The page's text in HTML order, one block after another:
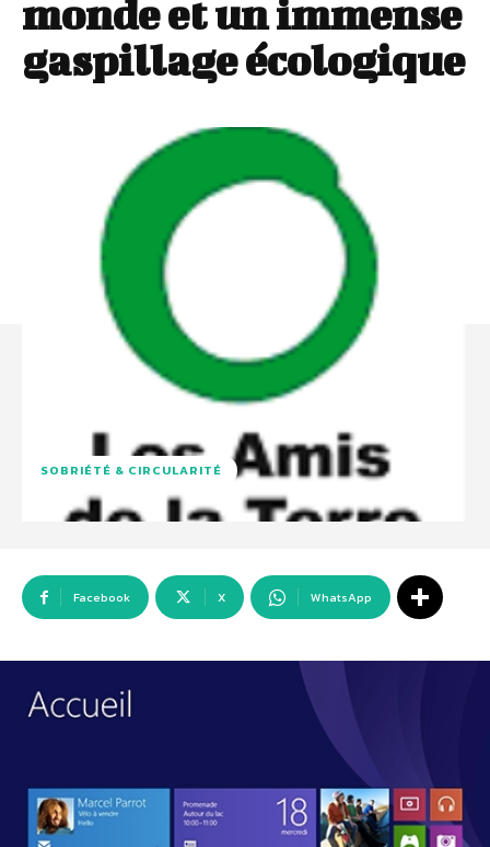
monde et un immense
gaspillage écologique
SOBRIÉTÉ & CIRCULARITÉ
Facebook X WhatsApp